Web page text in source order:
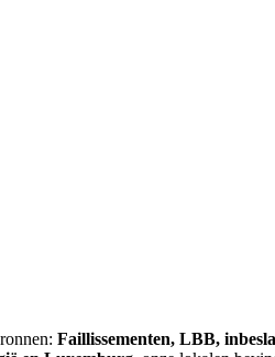
Faillissementen, LBB,